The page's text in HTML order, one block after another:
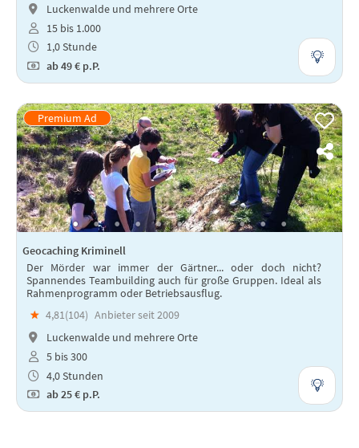
Luckenwalde und mehrere Orte
15 bis 1.000
1,0 Stunde
ab49 € p.P.
Geocaching Kriminell
Der Mörder war immer der Gärtner... oder doch nicht?
Spannendes Teambuilding auch für große Gruppen. Ideal als
Rahmenprogramm oder Betriebsausflug.
★ 4,81(104) Anbieter seit 2009
Luckenwalde und mehrere Orte
5 bis 300
4,0 Stunden
ab25 € p.P.